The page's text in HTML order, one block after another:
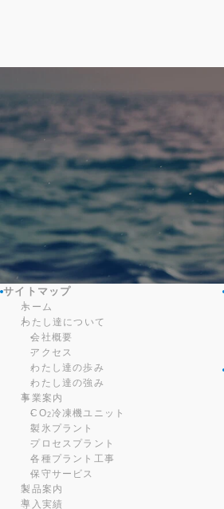
サイトマップ
ホーム
わたし達について
会社概要
アクセス
わたし達の歩み
わたし達の強み
事業案内
CO2冷凍機ユニット
製氷プラント
プロセスプラント
各種プラント工事
保守サービス
製品案内
導入実績